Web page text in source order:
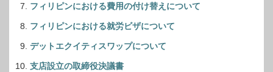
フィリピンにおける費用の付け替えについて
フィリピンにおける就労ビザについて
デットエクイティスワップについて
支店設立の取締役決議書